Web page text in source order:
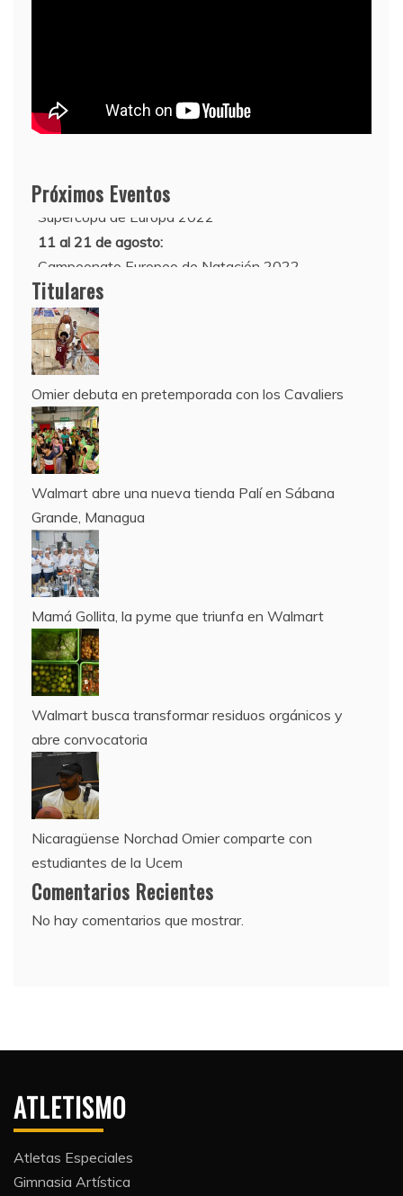
Próximos Eventos
10 de agosto:
11 al 21 de agosto:
Campeonato Europeo de Natación 2022
Titulares
Omier debuta en pretemporada con los Cavaliers
Walmart abre una nueva tienda Palí en Sábana
Grande, Managua
Mamá Gollita, la pyme que triunfa en Walmart
Walmart busca transformar residuos orgánicos y
abre convocatoria
Nicaragüense Norchad Omier comparte con
estudiantes de la Ucem
Comentarios Recientes
No hay comentarios que mostrar.
ATLETISMO
Atletas Especiales
Gimnasia Artística